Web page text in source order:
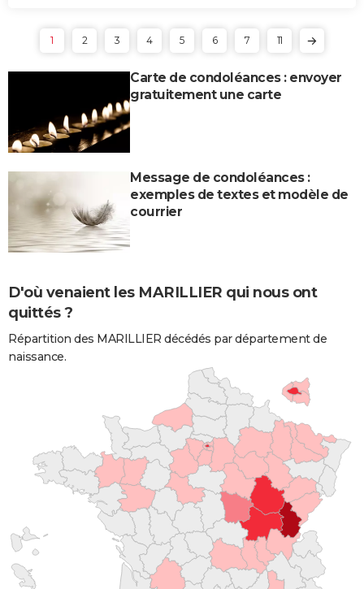
1 2 3 4 5 6 7 11
Carte de condoléances : envoyer
gratuitement une carte
Message de condoléances :
exemples de textes et modèle de
courrier
D'où venaient les MARILLIER qui nous ont
quittés ?
Répartition des MARILLIER décédés par département de
naissance.